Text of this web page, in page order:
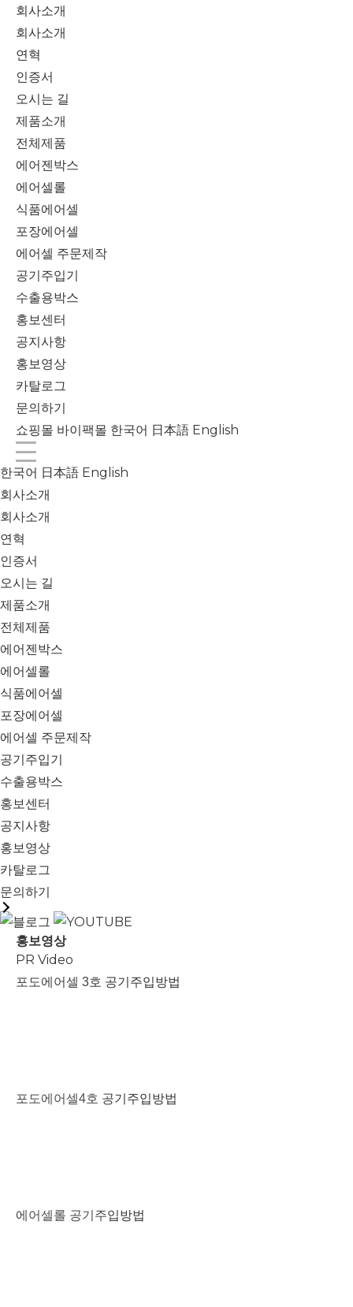
회사소개
회사소개
연혁
인증서
오시는 길
제품소개
전체제품
에어젠박스
에어셀롤
식품에어셀
포장에어셀
에어셀 주문제작
공기주입기
수출용박스
홍보센터
공지사항
홍보영상
카탈로그
문의하기
쇼핑몰 바이팩몰 한국어 日本語 English
한국어 日本語 English
회사소개
회사소개
연혁
인증서
오시는 길
제품소개
전체제품
에어젠박스
에어셀롤
식품에어셀
포장에어셀
에어셀 주문제작
공기주입기
수출용박스
홍보센터
공지사항
홍보영상
카탈로그
문의하기
홍보영상
PR Video
포도에어셀 3호 공기주입방법
포도에어셀4호 공기주입방법
에어셀롤 공기주입방법